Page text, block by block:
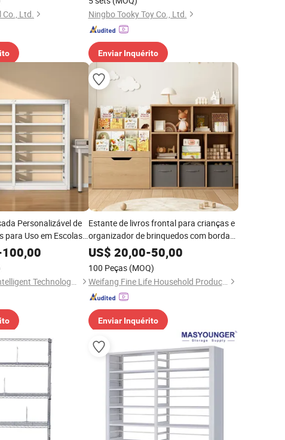
Co., Ltd.
Ningbo Tooky Toy Co., Ltd.
Enviar Inquérito
Personalizável de
para Uso em Escolas e
de Livros de Alta
100,00
Qingdao Yueyi Intelligent Technology Co., Ltd.
Estante de livros frontal para crianças e
organizador de brinquedos com bordas
arredondadas para armazenamento em
sala de jogos de crianças
US$ 20,00-50,00
100 Peças (MOQ)
Weifang Fine Life Household Products Co., Ltd
Enviar Inquérito